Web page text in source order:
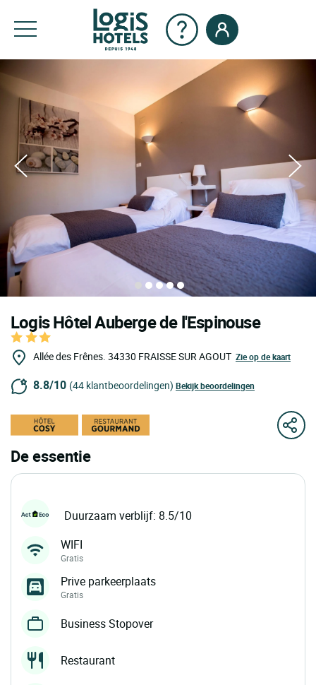
Logis Hôtel Auberge de l'Espinouse
Allée des Frênes. 34330 FRAISSE SUR AGOUT Zie op de kaart
8.8/10 (44 klantbeoordelingen) Bekijk beoordelingen
De essentie
Duurzaam verblijf: 8.5/10
WIFI
Gratis
Prive parkeerplaats
Gratis
Business Stopover
Restaurant